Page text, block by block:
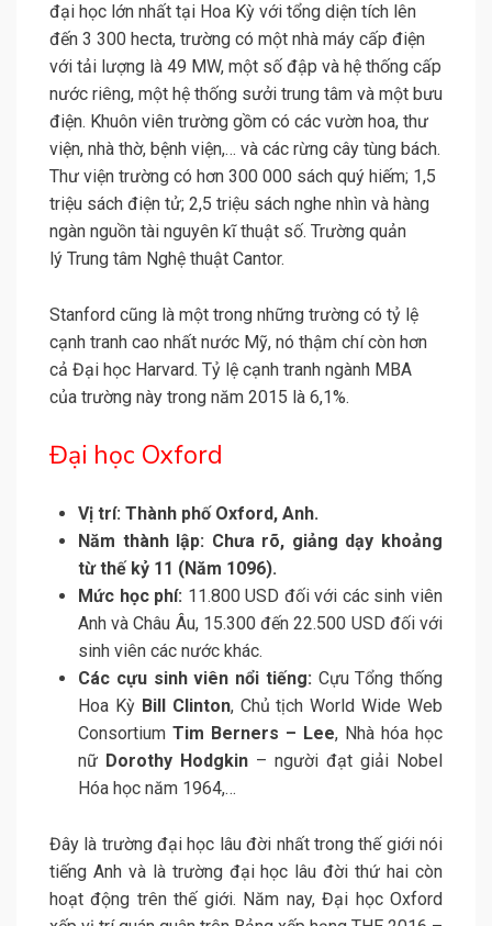
đại học lớn nhất tại Hoa Kỳ với tổng diện tích lên
đến 3 300 hecta, trường có một nhà máy cấp điện
với tải lượng là 49 MW, một số đập và hệ thống cấp
nước riêng, một hệ thống sưởi trung tâm và một bưu
điện. Khuôn viên trường gồm có các vườn hoa, thư
viện, nhà thờ, bệnh viện,… và các rừng cây tùng bách.
Thư viện trường có hơn 300 000 sách quý hiếm; 1,5
triệu sách điện tử; 2,5 triệu sách nghe nhìn và hàng
ngàn nguồn tài nguyên kĩ thuật số. Trường quản
lý Trung tâm Nghệ thuật Cantor.
Stanford cũng là một trong những trường có tỷ lệ
cạnh tranh cao nhất nước Mỹ, nó thậm chí còn hơn
cả Đại học Harvard. Tỷ lệ cạnh tranh ngành MBA
của trường này trong năm 2015 là 6,1%.
Đại học Oxford
Vị trí: Thành phố Oxford, Anh.
Năm thành lập: Chưa rõ, giảng dạy khoảng
từ thế kỷ 11 (Năm 1096).
Mức học phí: 11.800 USD đối với các sinh viên
Anh và Châu Âu, 15.300 đến 22.500 USD đối với
sinh viên các nước khác.
Các cựu sinh viên nổi tiếng: Cựu Tổng thống
Hoa Kỳ Bill Clinton, Chủ tịch World Wide Web
Consortium Tim Berners – Lee, Nhà hóa học
nữ Dorothy Hodgkin – người đạt giải Nobel
Hóa học năm 1964,…
Đây là trường đại học lâu đời nhất trong thế giới nói
tiếng Anh và là trường đại học lâu đời thứ hai còn
hoạt động trên thế giới. Năm nay, Đại học Oxford